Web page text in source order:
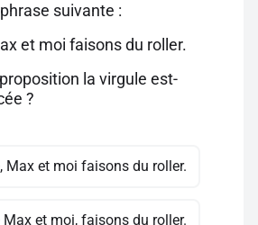
suivante :
et moi faisons du roller.
la virgule est-
?
Max et moi faisons du roller.
et moi, faisons du roller.